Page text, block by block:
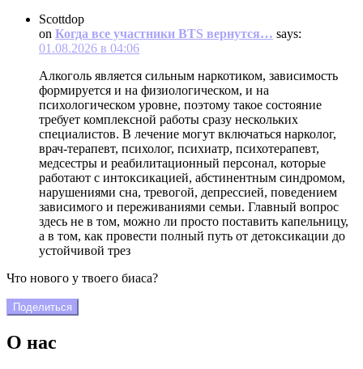
Scottdop
on Когда все участники BTS вернутся… says:
01.08.2026 в 04:06
Алкоголь является сильным наркотиком, зависимость
формируется и на физиологическом, и на
психологическом уровне, поэтому такое состояние
требует комплексной работы сразу нескольких
специалистов. В лечение могут включаться нарколог,
врач-терапевт, психолог, психиатр, психотерапевт,
медсестры и реабилитационный персонал, которые
работают с интоксикацией, абстинентным синдромом,
нарушениями сна, тревогой, депрессией, поведением
зависимого и переживаниями семьи. Главный вопрос
здесь не в том, можно ли просто поставить капельницу,
а в том, как провести полный путь от детоксикации до
устойчивой трез
Что нового у твоего биаса?
Поделиться
О нас